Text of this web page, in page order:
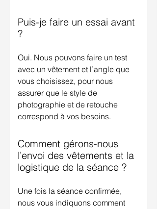
Puis-je faire un essai avant
?
Oui. Nous pouvons faire un test
avec un vêtement et l’angle que
vous choisissez, pour nous
assurer que le style de
photographie et de retouche
correspond à vos besoins.
Comment gérons-nous
l’envoi des vêtements et la
logistique de la séance ?
Une fois la séance confirmée,
nous vous indiquons comment